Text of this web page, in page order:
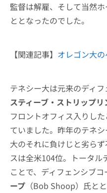
監督は解雇、そして当然
ととなったのでした。
【関連記事】 オレゴン大
テネシー大は元来のディ
スティーブ・ストリップリ
フロントオフィス入りし
ていました。昨年のテネ
大のそれに負けじと劣ら
スは全米104位。トータル
ことで、ディフェンシブ
ープ （Bob Shoop）氏と